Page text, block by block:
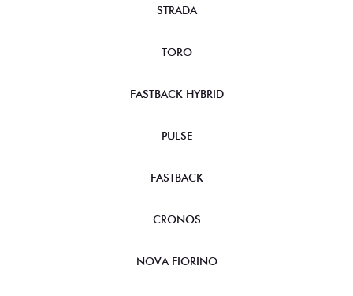
STRADA
TORO
FASTBACK HYBRID
PULSE
FASTBACK
CRONOS
NOVA FIORINO